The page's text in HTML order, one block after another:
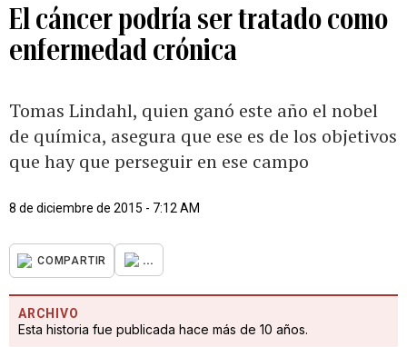
El cáncer podría ser tratado como
enfermedad crónica
Tomas Lindahl, quien ganó este año el nobel
de química, asegura que ese es de los objetivos
que hay que perseguir en ese campo
8 de diciembre de 2015 - 7:12 AM
COMPARTIR ...
ARCHIVO
Esta historia fue publicada hace más de 10 años.